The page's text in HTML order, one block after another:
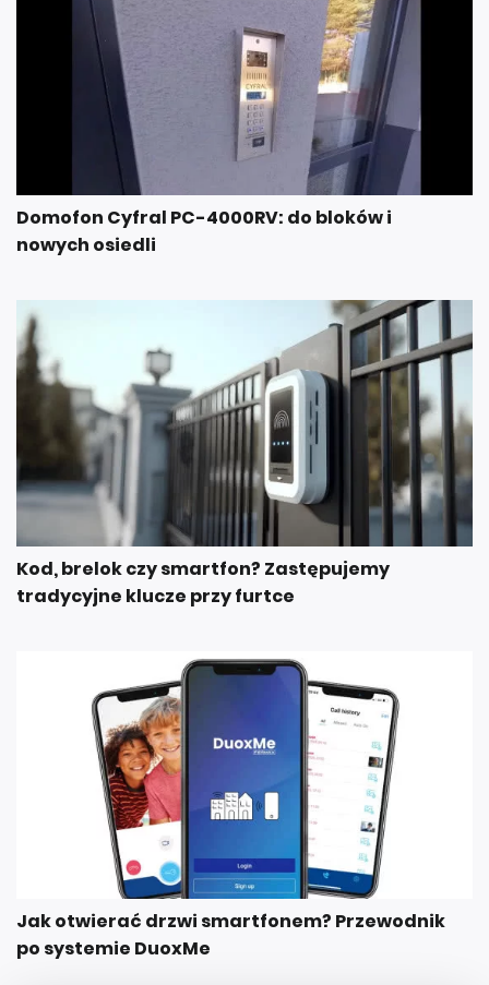
Domofon Cyfral PC-4000RV: do bloków i
nowych osiedli
Kod, brelok czy smartfon? Zastępujemy
tradycyjne klucze przy furtce
Jak otwierać drzwi smartfonem? Przewodnik
po systemie DuoxMe